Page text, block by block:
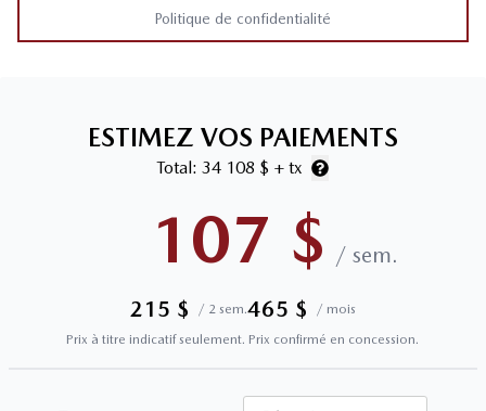
Politique de confidentialité
ESTIMEZ VOS PAIEMENTS
Total: 34 108 $ + tx
107 $ / sem.
215 $ / 2 sem.465 $ / mois
Prix à titre indicatif seulement. Prix confirmé en concession.